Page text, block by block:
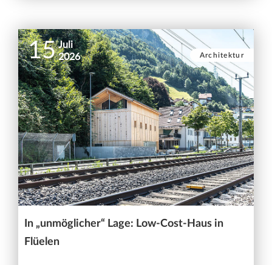
15 Juli
2026
Architektur
In „unmöglicher“ Lage: Low-Cost-Haus in
Flüelen